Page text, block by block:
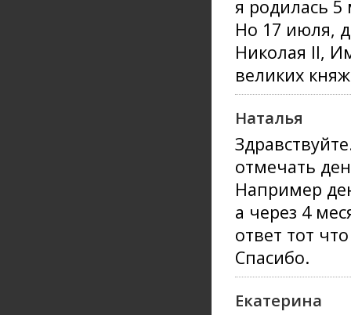
я родилась 5
Но 17 июля,
Николая II,
великих
Наталья
отмечать
Например
а через 4
ответ тот
Спасибо.
Екатерина